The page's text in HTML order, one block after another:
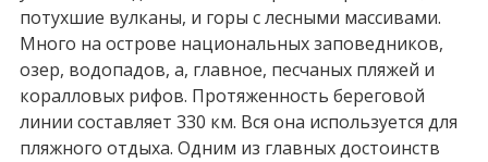
потухшие вулканы, и горы с лесными массивами.
Много на острове национальных заповедников,
озер, водопадов, а, главное, песчаных пляжей и
коралловых рифов. Протяженность береговой
линии составляет 330 км. Вся она используется для
пляжного отдыха. Одним из главных достоинств